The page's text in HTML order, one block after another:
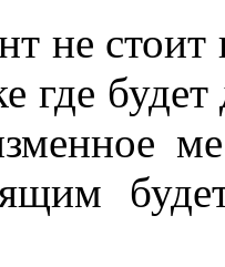
не стоит
где